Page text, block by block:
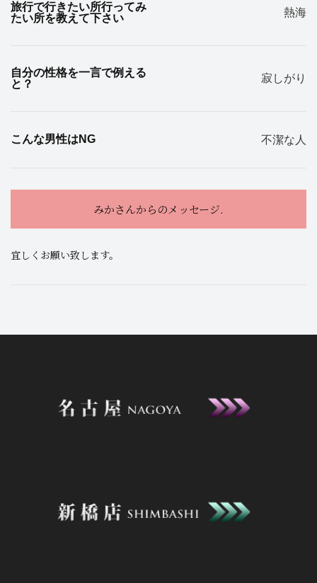
旅行で行きたい所行ってみ
たい所を教えて下さい
熱海
自分の性格を一言で例える
と？
寂しがり
こんな男性はNG 不潔な人
みかさんからのメッセージ.
宜しくお願い致します。